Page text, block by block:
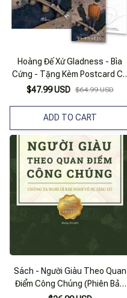
Hoàng Đế Xứ Gladness - Bìa
Cứng - Tặng Kèm Postcard Có
Chữ Ký Tác Giả - Độc Quyền
$47.99 USD $64.99 USD
ADD TO CART
Sách - Người Giàu Theo Quan
Điểm Công Chúng (Phiên Bản